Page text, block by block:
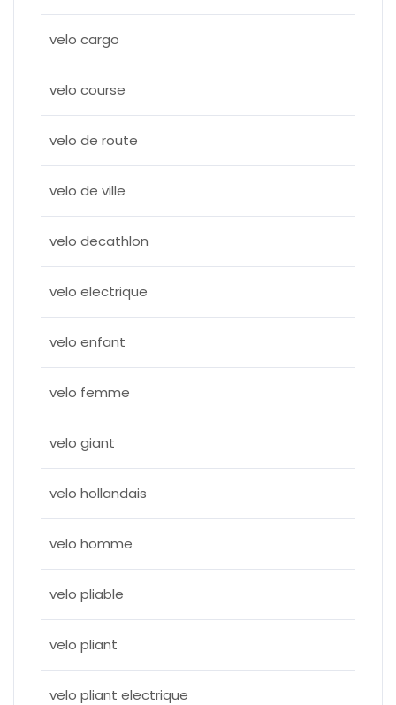
velo cargo
velo course
velo de route
velo de ville
velo decathlon
velo electrique
velo enfant
velo femme
velo giant
velo hollandais
velo homme
velo pliable
velo pliant
velo pliant electrique